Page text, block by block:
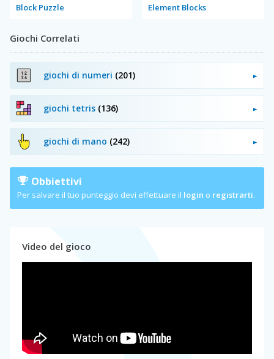
Block Puzzle Element Blocks
Giochi Correlati
giochi di numeri (201)
giochi tetris (136)
giochi di mano (242)
Obbiettivi
Per salvare il tuo punteggio devi effettuare il login o registrarti.
Video del gioco